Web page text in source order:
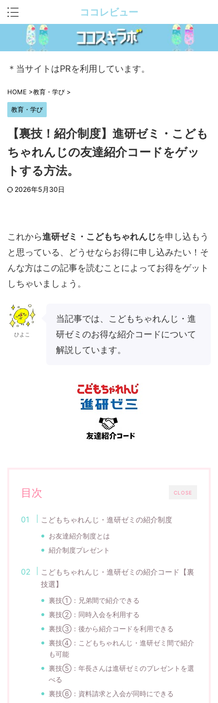
ココレビュー
＊当サイトはPRを利用しています。
HOME >教育・学び >
教育・学び
【裏技！紹介制度】進研ゼミ・こども
ちゃれんじの友達紹介コードをゲッ
トする方法。
2026年5月30日
これから進研ゼミ・こどもちゃれんじを申し込もう
と思っている、どうせならお得に申し込みたい！そ
んな方はこの記事を読むことによってお得をゲット
しちゃいましょう。
ひよこ
当記事では、こどもちゃれんじ・進
研ゼミのお得な紹介コードについて
解説しています。
CLOSE
目次
こどもちゃれんじ・進研ゼミの紹介制度
お友達紹介制度とは
紹介制度プレゼント
こどもちゃれんじ・進研ゼミの紹介コード【裏
技選】
裏技①：兄弟間で紹介できる
裏技②：同時入会を利用する
裏技③：後から紹介コードを利用できる
裏技④：こどもちゃれんじ・進研ゼミ間で紹介
も可能
裏技⑤：年長さんは進研ゼミのプレゼントを選
べる
裏技⑥：資料請求と入会が同時にできる